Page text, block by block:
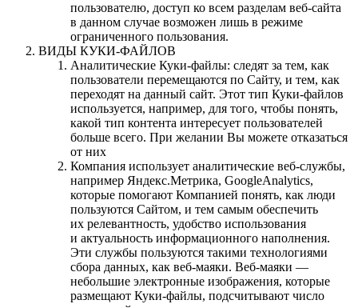
пользователю, доступ ко всем разделам веб-сайта
в данном случае возможен лишь в режиме
ограниченного пользования.
ВИДЫ КУКИ-ФАЙЛОВ
Аналитические Куки-файлы: следят за тем, как
пользователи перемещаются по Сайту, и тем, как
переходят на данный сайт. Этот тип Куки-файлов
используется, например, для того, чтобы понять,
какой тип контента интересует пользователей
больше всего. При желании Вы можете отказаться
от них
Компания использует аналитические веб-службы,
например Яндекс.Метрика, GoogleAnalytics,
которые помогают Компанией понять, как люди
пользуются Сайтом, и тем самым обеспечить
их релевантность, удобство использования
и актуальность информационного наполнения.
Эти службы пользуются такими технологиями
сбора данных, как веб-маяки. Веб-маяки —
небольшие электронные изображения, которые
размещают Куки-файлы, подсчитывают число